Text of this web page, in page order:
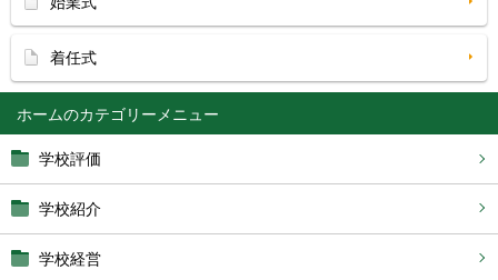
ホーム
学校評価
学校紹介
学校経営
着任式